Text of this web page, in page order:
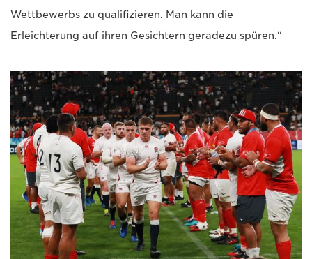
Wettbewerbs zu qualifizieren. Man kann die
Erleichterung auf ihren Gesichtern geradezu spüren.“